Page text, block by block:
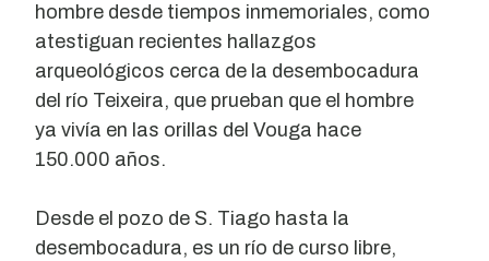
hombre desde tiempos inmemoriales, como
atestiguan recientes hallazgos
arqueológicos cerca de la desembocadura
del río Teixeira, que prueban que el hombre
ya vivía en las orillas del Vouga hace
150.000 años.
Desde el pozo de S. Tiago hasta la
desembocadura, es un río de curso libre,